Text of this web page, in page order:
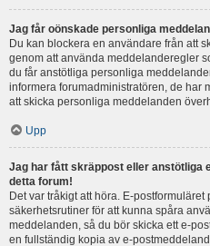
Jag får oönskade personliga
Du kan blockera en användare från att
genom att använda meddelanderegler
du får anstötliga personliga
informera forumadministratören, de har
att skicka personliga meddelanden
Upp
Jag har fått skräppost eller anstötliga
detta forum!
Det var tråkigt att höra. E-
säkerhetsrutiner för att kunna spåra
meddelanden, så du bör skicka ett e-
en fullständig kopia av e-